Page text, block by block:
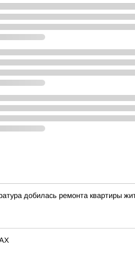
добилась ремонта квартиры